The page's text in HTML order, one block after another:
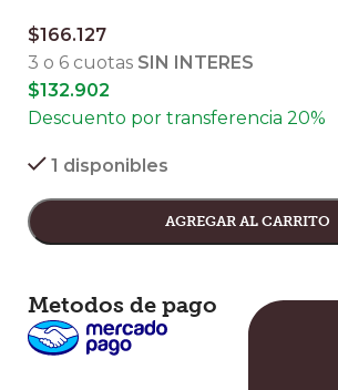
$166.127
3 o 6 cuotas SIN INTERES
$132.902
Descuento por transferencia 20%
1 disponibles
AGREGAR AL CARRITO
Metodos de pago